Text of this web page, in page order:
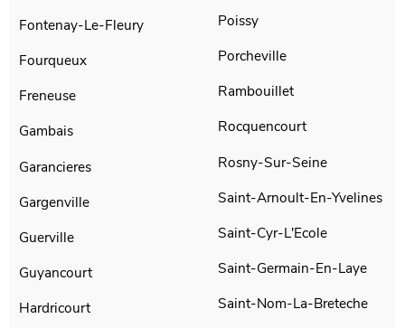
Fontenay-Le-Fleury
Fourqueux
Freneuse
Gambais
Garancieres
Gargenville
Guerville
Guyancourt
Hardricourt
Poissy
Porcheville
Rambouillet
Rocquencourt
Rosny-Sur-Seine
Saint-Arnoult-En-Yvelines
Saint-Cyr-L'Ecole
Saint-Germain-En-Laye
Saint-Nom-La-Breteche